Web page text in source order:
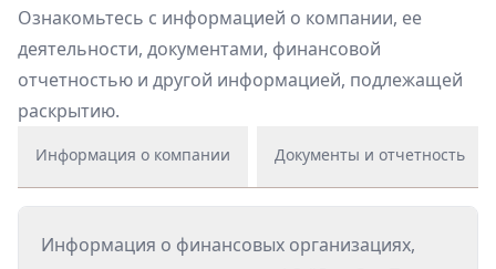
Ознакомьтесь с информацией о компании, ее
деятельности, документами, финансовой
отчетностью и другой информацией, подлежащей
раскрытию.
Информация о компании Документы и отчетность
Информация о финансовых организациях,